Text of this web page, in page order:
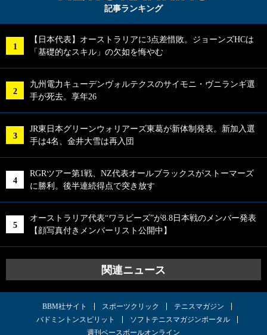
記事ランキング
【日本代表】オーストラリアに3点差惜敗。ジョーンズHCは
「基礎的なスキル」の欠如を悔やむ
九州電力キューデンヴォルテクスのサイモニ・ヴニランギ選
手が死去。享年26
JR東日本グリーンウォリアーズ東葛が新体制発表。新加入選
手は4名、金井大雪は再入団
RGRツアー第1戦、NZ代表オールブラックスがストーマーズ
に勝利。後半連続得点で突き放す
オーストラリア代表“ワラビーズ”が8.8日本戦のメンバー発表
【顔写真付きメンバーリスト公開中】
関連ニュース
BBM社サイト スポーツクリック
テニスマガジン
バドミントンスピリット
ソフトテニスマガジンポータル
週刊ベースボールオンライン